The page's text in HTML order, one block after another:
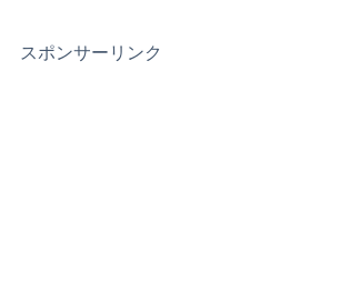
スポンサーリンク